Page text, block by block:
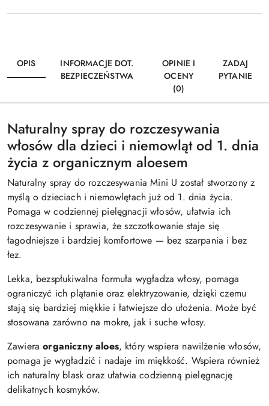
OPIS
INFORMACJE DOT.
BEZPIECZEŃSTWA
OPINIE I
OCENY
(0)
ZADAJ
PYTANIE
Naturalny spray do rozczesywania
włosów dla dzieci i niemowląt od 1. dnia
życia z organicznym aloesem
Naturalny spray do rozczesywania Mini U został stworzony z
myślą o dzieciach i niemowlętach już od 1. dnia życia.
Pomaga w codziennej pielęgnacji włosów, ułatwia ich
rozczesywanie i sprawia, że szczotkowanie staje się
łagodniejsze i bardziej komfortowe — bez szarpania i bez
łez.
Lekka, bezspłukiwalna formuła wygładza włosy, pomaga
ograniczyć ich plątanie oraz elektryzowanie, dzięki czemu
stają się bardziej miękkie i łatwiejsze do ułożenia. Może być
stosowana zarówno na mokre, jak i suche włosy.
Zawiera organiczny aloes, który wspiera nawilżenie włosów,
pomaga je wygładzić i nadaje im miękkość. Wspiera również
ich naturalny blask oraz ułatwia codzienną pielęgnację
delikatnych kosmyków.